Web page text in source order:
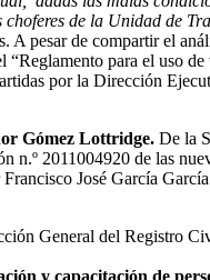
de la Unidad de
pesar de compartir el
para el uso
por la Dirección
Gómez Lottridge. De la
2011004920 de las
José García
General del Registro
y capacitación de